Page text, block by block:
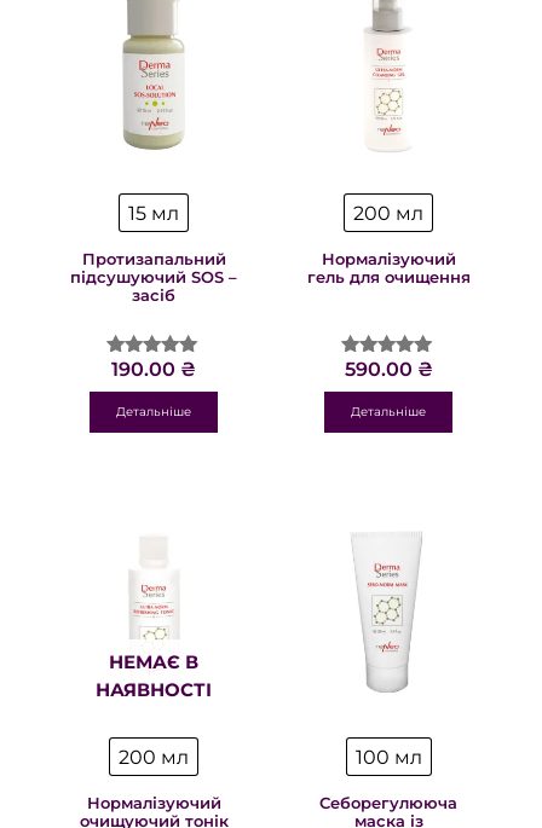
15 мл
Протизапальний
підсушуючий SOS –
засіб
Оцінено в
190.00 ₴
Детальніше
200 мл
Нормалізуючий
гель для очищення
Оцінено в
590.00 ₴
Детальніше
НЕМАЄ В
НАЯВНОСТІ
200 мл
Нормалізуючий
очищуючий тонік
100 мл
Себорегулююча
маска із